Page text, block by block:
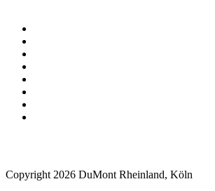
Copyright 2026 DuMont Rheinland, Köln